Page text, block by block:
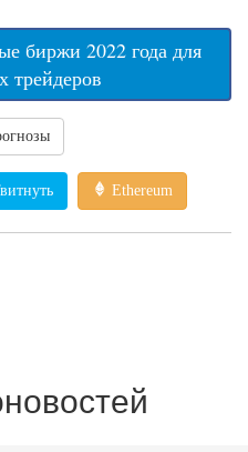
биржи 2022 года для
трейдеров
Ethereum